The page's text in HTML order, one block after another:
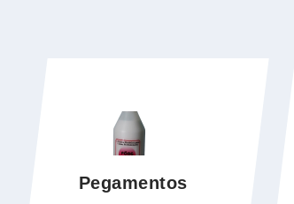
Pegamentos